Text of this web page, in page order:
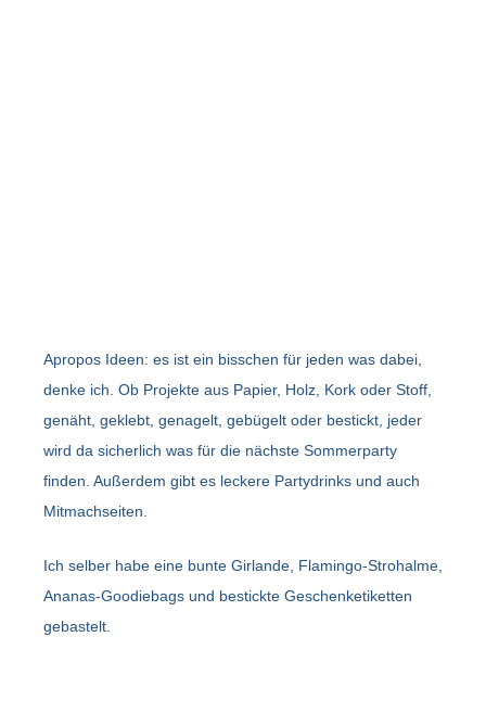
Apropos Ideen: es ist ein bisschen für jeden was dabei,
denke ich. Ob Projekte aus Papier, Holz, Kork oder Stoff,
genäht, geklebt, genagelt, gebügelt oder bestickt, jeder
wird da sicherlich was für die nächste Sommerparty
finden. Außerdem gibt es leckere Partydrinks und auch
Mitmachseiten.
Ich selber habe eine bunte Girlande, Flamingo-Strohalme,
Ananas-Goodiebags und bestickte Geschenketiketten
gebastelt.